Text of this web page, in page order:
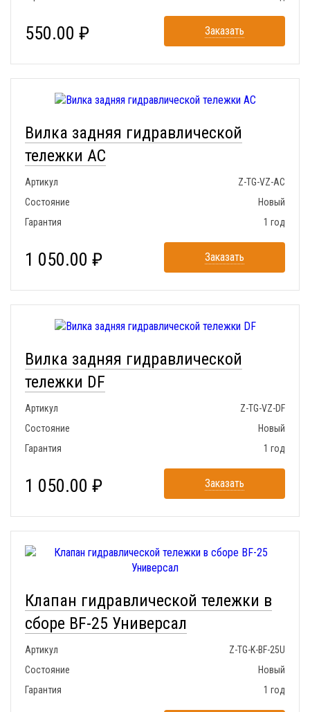
550.00 ₽ Заказать
Вилка задняя гидравлической
тележки AC
Артикул
Z-TG-VZ-AC
Состояние
Новый
Гарантия
1 год
1 050.00 ₽ Заказать
Вилка задняя гидравлической
тележки DF
Артикул
Z-TG-VZ-DF
Состояние
Новый
Гарантия
1 год
1 050.00 ₽ Заказать
Клапан гидравлической тележки в
сборе BF-25 Универсал
Артикул
Z-TG-K-BF-25U
Состояние
Новый
Гарантия
1 год